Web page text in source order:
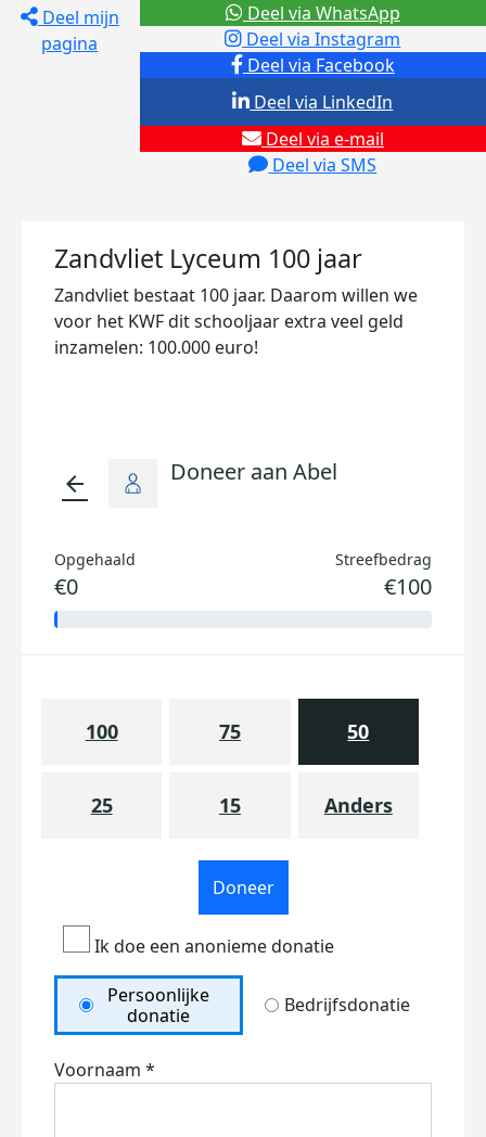
Deel mijn
pagina
Deel via Facebook
Deel via Instagram
Deel via e-mail
Deel via SMS
Deel via LinkedIn
Deel via WhatsApp
Zandvliet Lyceum 100 jaar
Zandvliet bestaat 100 jaar. Daarom willen we
voor het KWF dit schooljaar extra veel geld
inzamelen: 100.000 euro!
arrow_back Doneer aan Abel
Opgehaald
€0
Streefbedrag
€100
100 75 50
25 15 Anders
Doneer
Ik doe een anonieme donatie
Persoonlijke
donatie
Bedrijfsdonatie
Voornaam *